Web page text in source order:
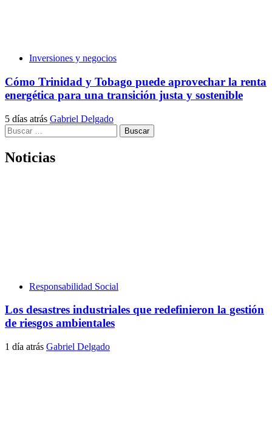
Inversiones y negocios
Cómo Trinidad y Tobago puede aprovechar la renta
energética para una transición justa y sostenible
5 días atrás Gabriel Delgado
Buscar:
Noticias
Responsabilidad Social
Los desastres industriales que redefinieron la gestión
de riesgos ambientales
1 día atrás Gabriel Delgado